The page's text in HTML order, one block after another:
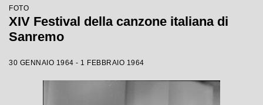
FOTO
XIV Festival della canzone italiana di
Sanremo
30 GENNAIO 1964 - 1 FEBBRAIO 1964